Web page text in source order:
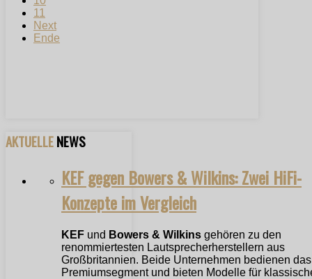
11
Next
Ende
AKTUELLENEWS
KEF gegen Bowers & Wilkins: Zwei HiFi-
Konzepte im Vergleich
KEF und Bowers & Wilkins gehören zu den
renommiertesten Lautsprecherherstellern aus
Großbritannien. Beide Unternehmen bedienen das
Premiumsegment und bieten Modelle für